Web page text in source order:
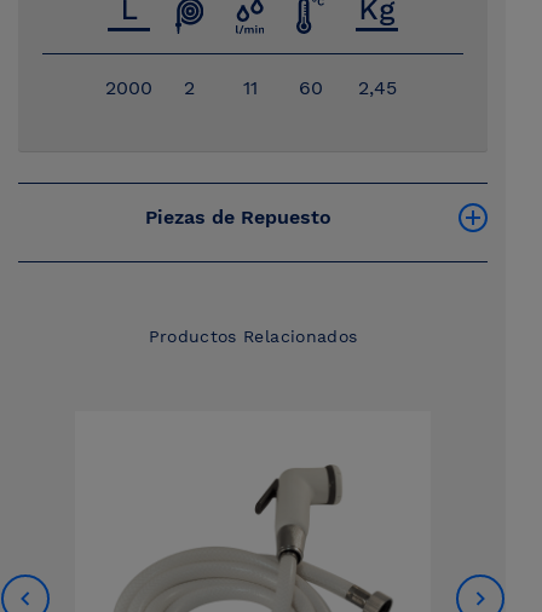
2000 2 11 60 2,45
Piezas de Repuesto
Productos Relacionados